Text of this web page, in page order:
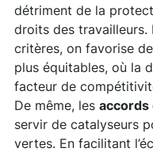
détriment de la
droits des travailleurs.
critères, on favorise
plus équitables, où la
facteur de
De même, les accords
servir de catalyseurs
vertes. En facilitant